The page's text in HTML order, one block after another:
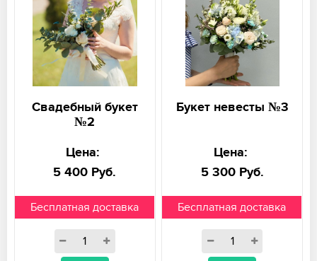
Свадебный букет
№2
Цена:
5 400 Руб.
Бесплатная доставка
Букет невесты №3
Цена:
5 300 Руб.
Бесплатная доставка